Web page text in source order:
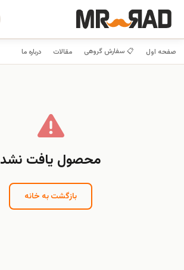
صفحه اول 📋 سفارش گروهی مقالات درباره ما
محصول یافت نشد
بازگشت به خانه